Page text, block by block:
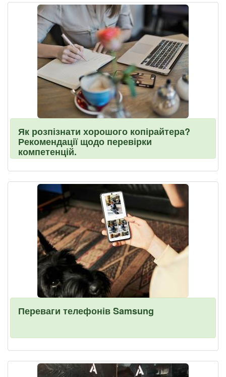
Як розпізнати хорошого копірайтера?
Рекомендації щодо перевірки
компетенцій.
Переваги телефонів Samsung